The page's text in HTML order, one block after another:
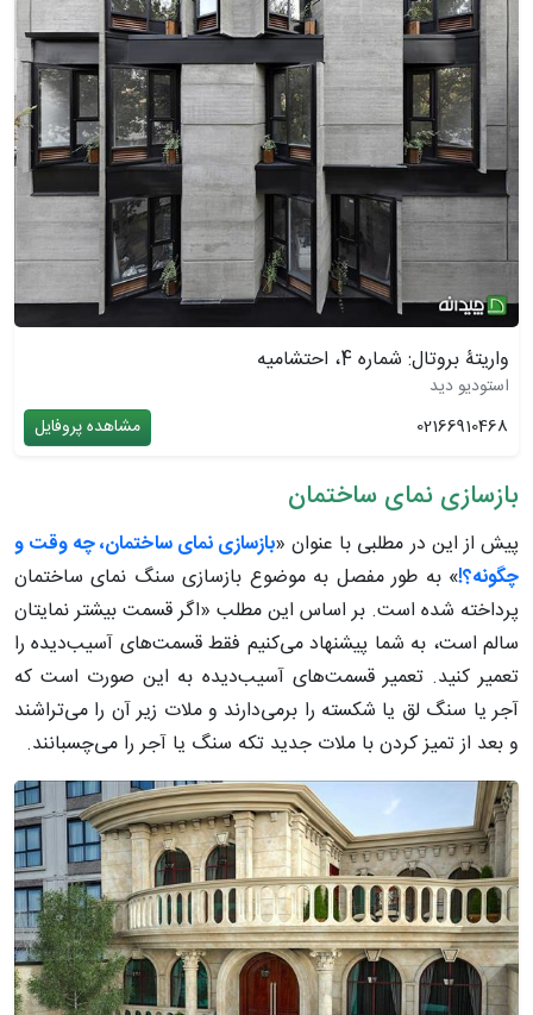
واریتۀ بروتال: شماره 4، احتشامیه
استودیو دید
02166910468
مشاهده پروفایل
بازسازی نمای ساختمان
پیش از این در مطلبی با عنوان «بازسازی نمای ساختمان، چه وقت و
چگونه؟!» به طور مفصل به موضوع بازسازی سنگ نمای ساختمان
پرداخته شده است. بر اساس این مطلب «اگر قسمت بیشتر نمایتان
سالم است، به شما پیشنهاد می‌کنیم فقط قسمت‌های آسیب‌دیده را
تعمیر کنید. تعمیر قسمت‌های آسیب‌دیده به این صورت است که
آجر یا سنگ لق یا شکسته را برمی‌دارند و ملات زیر آن را می‌تراشند
و بعد از تمیز کردن با ملات جدید تکه سنگ یا آجر را می‌چسبانند.